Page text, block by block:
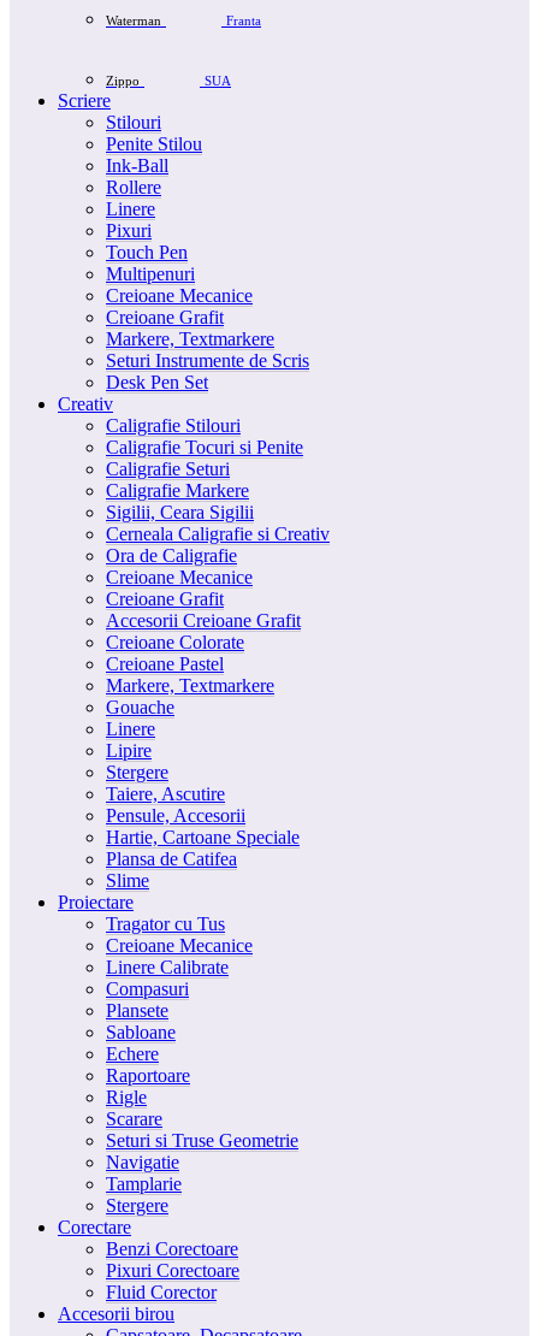
Waterman Franta
Zippo SUA
Scriere
Stilouri
Penite Stilou
Ink-Ball
Rollere
Linere
Pixuri
Touch Pen
Multipenuri
Creioane Mecanice
Creioane Grafit
Markere, Textmarkere
Seturi Instrumente de Scris
Desk Pen Set
Creativ
Caligrafie Stilouri
Caligrafie Tocuri si Penite
Caligrafie Seturi
Caligrafie Markere
Sigilii, Ceara Sigilii
Cerneala Caligrafie si Creativ
Ora de Caligrafie
Creioane Mecanice
Creioane Grafit
Accesorii Creioane Grafit
Creioane Colorate
Creioane Pastel
Markere, Textmarkere
Gouache
Linere
Lipire
Stergere
Taiere, Ascutire
Pensule, Accesorii
Hartie, Cartoane Speciale
Plansa de Catifea
Slime
Proiectare
Tragator cu Tus
Creioane Mecanice
Linere Calibrate
Compasuri
Plansete
Sabloane
Echere
Raportoare
Rigle
Scarare
Seturi si Truse Geometrie
Navigatie
Tamplarie
Stergere
Corectare
Benzi Corectoare
Pixuri Corectoare
Fluid Corector
Accesorii birou